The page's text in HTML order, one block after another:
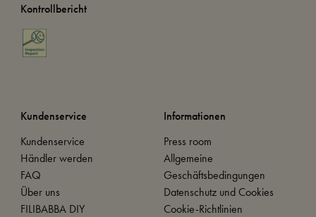
Kontrollbericht
Kundenservice
Kundenservice
Händler werden
FAQ
Über uns
FILIBABBA DIY
Informationen
Press room
Allgemeine
Geschäftsbedingungen
Datenschutz und Cookies
Cookie-Richtlinien